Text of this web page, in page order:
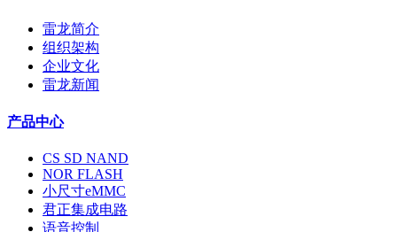
雷龙简介
组织架构
企业文化
雷龙新闻
产品中心
CS SD NAND
NOR FLASH
小尺寸eMMC
君正集成电路
语音控制